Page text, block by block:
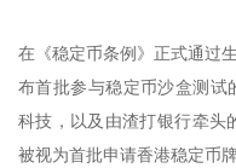
在《稳定币条例》正式通过
布首批参与稳定币沙盒测试
科技，以及由渣打银行牵头
被视为首批申请香港稳定币